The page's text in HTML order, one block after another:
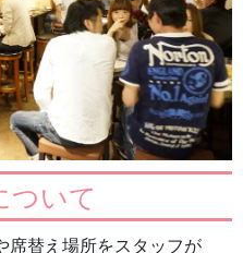
ついて
席替え場所をスタッフが